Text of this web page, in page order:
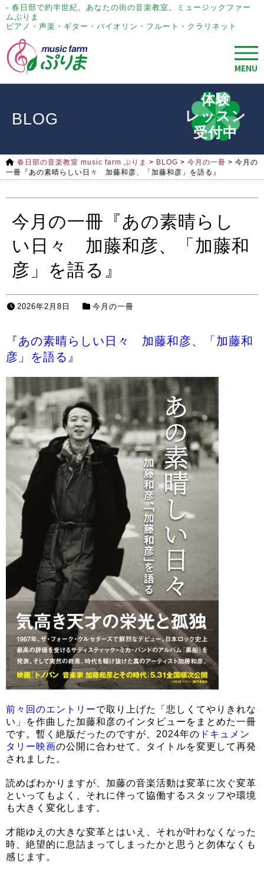
- 春日部で約半世紀。あなたの街の音楽教室。ミュージックファー
ムぷりま
ピアノ・声楽・ギター・バイオリン・フルート・クラリネット
MENU
BLOG
春日部の音楽教室 music farm ぷりま > BLOG > 今月の一冊 > 今月の
一冊『あの素晴らしい日々 加藤和彦、「加藤和彦」を語る』
今月の一冊『あの素晴らし
い日々 加藤和彦、「加藤和
彦」を語る』
2026年2月8日 今月の一冊
『あの素晴らしい日々 加藤和彦、「加藤和
彦」を語る 』
前々回のエントリーで取り上げた「悲しくてやりきれな
い」を作曲した加藤和彦のインタビューをまとめた一冊
です。暫く絶版だったのですが、2024年の ドキュメン
タリー映画の公開に合わせて、タイトルを変更して再発
されました。
読めばわかりますが、加藤の音楽活動は変革に次ぐ変革
といってもよく、それに伴って協働するスタッフや環境
も大きく変化します。
才能ゆえの大きな変革とはいえ、それが叶わなくなった
時、絶望的に息詰まってしまったかと思うと勿体なくも
感じます。
体験
レッスン
受付中